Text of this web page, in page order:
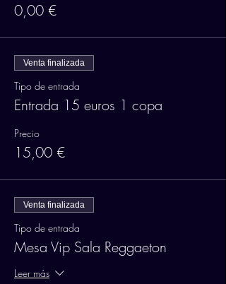
0,00 €
Venta finalizada
Tipo de entrada
Entrada 15 euros 1 copa
Precio
15,00 €
Venta finalizada
Tipo de entrada
Mesa Vip Sala Reggaeton
Leer más